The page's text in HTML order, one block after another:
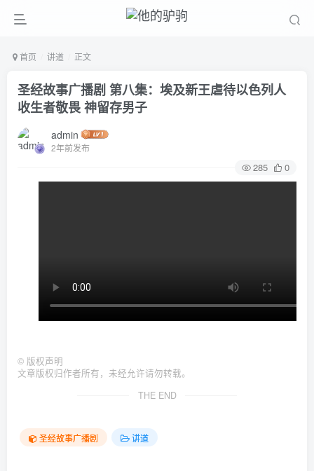
首页 讲道 正文
圣经故事广播剧 第八集：埃及新王虐待以色列人
收生者敬畏 神留存男子
admin
2年前发布
285 0
© 版权声明
文章版权归作者所有，未经允许请勿转载。
THE END
圣经故事广播剧 讲道